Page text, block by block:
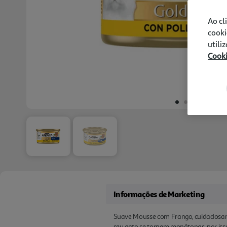
Informações de Marketing
Suave Mousse com Frango,
Ao